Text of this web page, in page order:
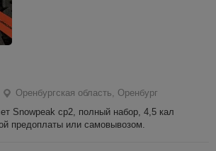
Оренбургская область, Оренбург
Snowpeak cp2, полный набор, 4,5 кал
предоплаты или самовывозом.